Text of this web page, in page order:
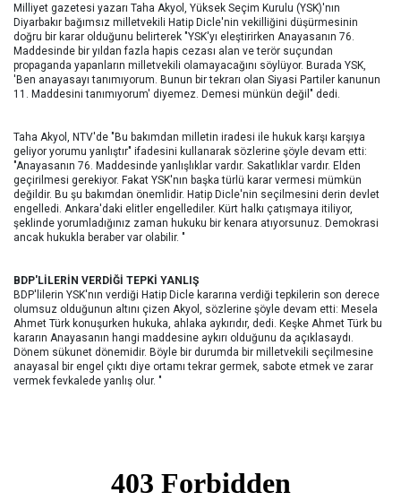
Milliyet gazetesi yazarı Taha Akyol, Yüksek Seçim Kurulu (YSK)'nın
Diyarbakır bağımsız milletvekili Hatip Dicle'nin vekilliğini düşürmesinin
doğru bir karar olduğunu belirterek "YSK'yı eleştirirken Anayasanın 76.
Maddesinde bir yıldan fazla hapis cezası alan ve terör suçundan
propaganda yapanların milletvekili olamayacağını söylüyor. Burada YSK,
'Ben anayasayı tanımıyorum. Bunun bir tekrarı olan Siyasi Partiler kanunun
11. Maddesini tanımıyorum' diyemez. Demesi münkün değil" dedi.
Taha Akyol, NTV'de "Bu bakımdan milletin iradesi ile hukuk karşı karşıya
geliyor yorumu yanlıştır" ifadesini kullanarak sözlerine şöyle devam etti:
"Anayasanın 76. Maddesinde yanlışlıklar vardır. Sakatlıklar vardır. Elden
geçirilmesi gerekiyor. Fakat YSK'nın başka türlü karar vermesi mümkün
değildir. Bu şu bakımdan önemlidir. Hatip Dicle'nin seçilmesini derin devlet
engelledi. Ankara'daki elitler engellediler. Kürt halkı çatışmaya itiliyor,
şeklinde yorumladığınız zaman hukuku bir kenara atıyorsunuz. Demokrasi
ancak hukukla beraber var olabilir. "
BDP'LİLERİN VERDİĞİ TEPKİ YANLIŞ
BDP'lilerin YSK'nın verdiği Hatip Dicle kararına verdiği tepkilerin son derece
olumsuz olduğunun altını çizen Akyol, sözlerine şöyle devam etti: Mesela
Ahmet Türk konuşurken hukuka, ahlaka aykırıdır, dedi. Keşke Ahmet Türk bu
kararın Anayasanın hangi maddesine aykırı olduğunu da açıklasaydı.
Dönem sükunet dönemidir. Böyle bir durumda bir milletvekili seçilmesine
anayasal bir engel çıktı diye ortamı tekrar germek, sabote etmek ve zarar
vermek fevkalede yanlış olur. "